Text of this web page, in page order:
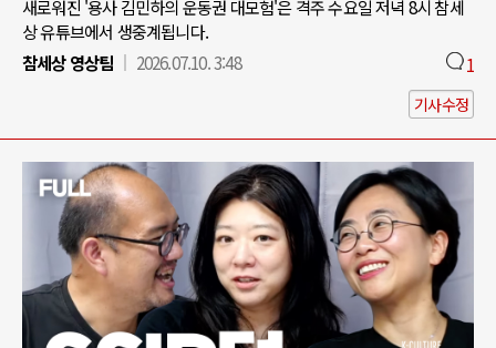
새로워진 '용사 김민하의 운동권 대모험'은 격주 수요일 저녁 8시 참세
상 유튜브에서 생중계됩니다.
참세상 영상팀
2026.07.10. 3:48 1
기사수정